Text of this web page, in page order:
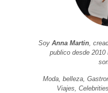
Soy Anna Martin,
publico desde
Moda, belleza,
Viajes,
podamos
de la web, en
base a cómo